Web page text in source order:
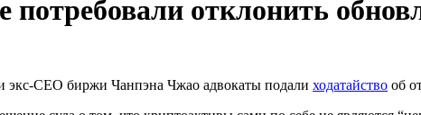
потребовали отклонить
экс-CEO биржи Чанпэна Чжао адвокаты подали ходатайство об